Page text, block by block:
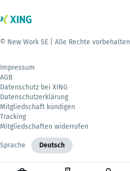
© New Work SE | Alle Rechte vorbehalten
Impressum
AGB
Datenschutz bei XING
Datenschutzerklärung
Mitgliedschaft kündigen
Tracking
Mitgliedschaften widerrufen
Sprache Deutsch